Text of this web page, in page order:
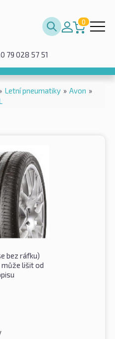
0
79 028 57 51
Letní pneumatiky » Avon »
bez ráfku)
může lišit od